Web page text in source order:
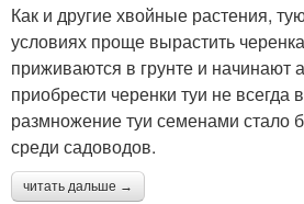
Как и другие хвойные растения,
условиях проще вырастить
приживаются в грунте и начинают
приобрести черенки туи не всегда
размножение туи семенами стало
среди садоводов.
читать дальше →